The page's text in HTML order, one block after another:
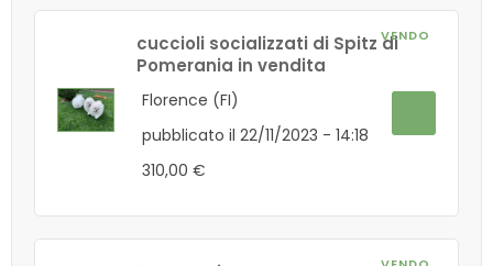
VENDO
cuccioli socializzati di Spitz di
Pomerania in vendita
Florence (FI)
pubblicato il 22/11/2023 - 14:18
310,00 €